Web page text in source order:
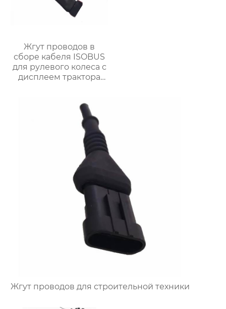
Жгут проводов в
сборе кабеля ISOBUS
для рулевого колеса с
дисплеем трактора
Жгут проводов для строительной техники